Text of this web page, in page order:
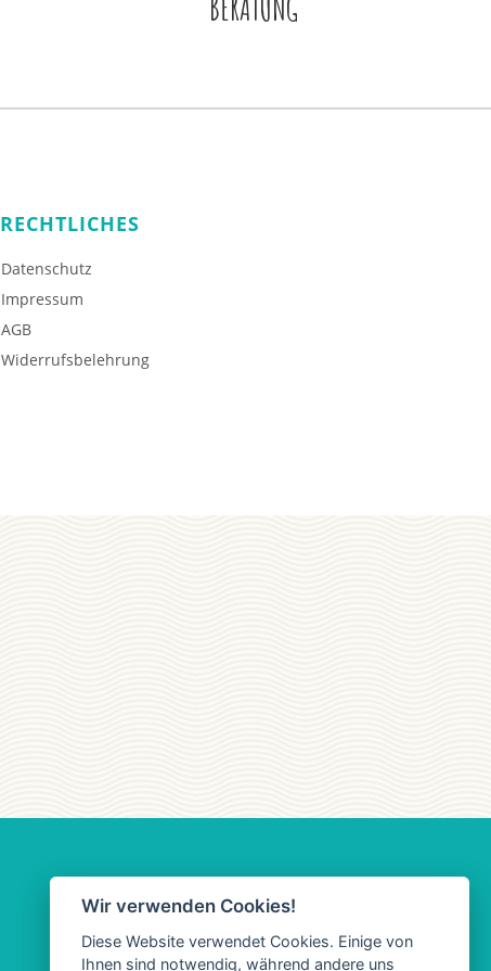
BERATUNG
RECHTLICHES
Datenschutz
Impressum
AGB
Widerrufsbelehrung
Wir verwenden Cookies!
Diese Website verwendet Cookies. Einige von
Ihnen sind notwendig, während andere uns